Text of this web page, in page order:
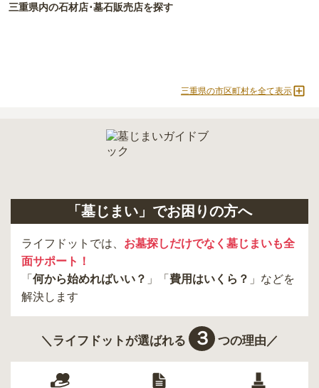
三重県内の石材店･墓石販売店を探す
三重県の市区町村を全て表示
「墓じまい」でお困りの方へ
ライフドットでは、 お墓探しだけでなく墓じまいも全
面サポート！
「 何から始めればいい？ 」「 費用はいくら？ 」などを
解決します
＼ライフドットが選ばれる ３ つの理由／